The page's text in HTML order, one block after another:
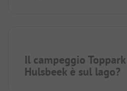
Il campeggio
Hulsbeek è sul lago?